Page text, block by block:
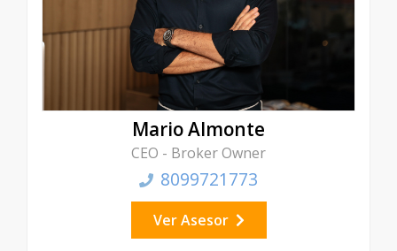
Mario Almonte
CEO - Broker Owner
8099721773
Ver Asesor